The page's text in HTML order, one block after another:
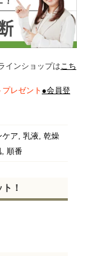
インショップはこち
レゼント ●会員登
ケア 乳液 乾燥
順番
！